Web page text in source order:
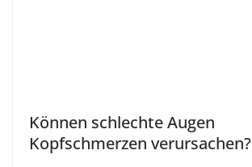
Können schlechte Augen
Kopfschmerzen verursachen?